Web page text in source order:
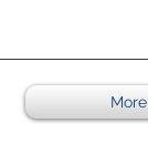
More